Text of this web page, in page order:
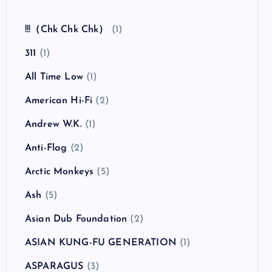
!!!（Chk Chk Chk） (1)
311 (1)
All Time Low(1)
American Hi-Fi (2)
Andrew W.K.(1)
Anti-Flag (2)
Arctic Monkeys (5)
Ash (5)
Asian Dub Foundation (2)
ASIAN KUNG-FU GENERATION (1)
ASPARAGUS (3)